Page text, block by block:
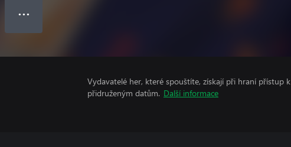
● ● ●
Vydavatelé her, které spouštíte, získají při hraní přístup
přidruženým datům. Další informace